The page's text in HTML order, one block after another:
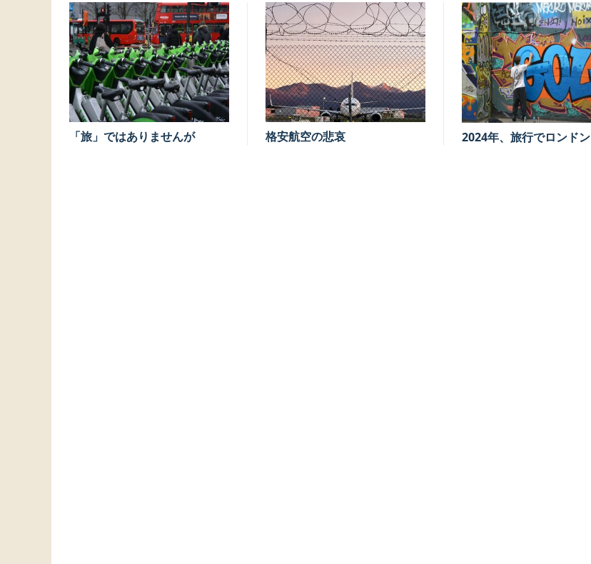
「旅」ではありませんが 格安航空の悲哀 2024年、旅行でロンドン